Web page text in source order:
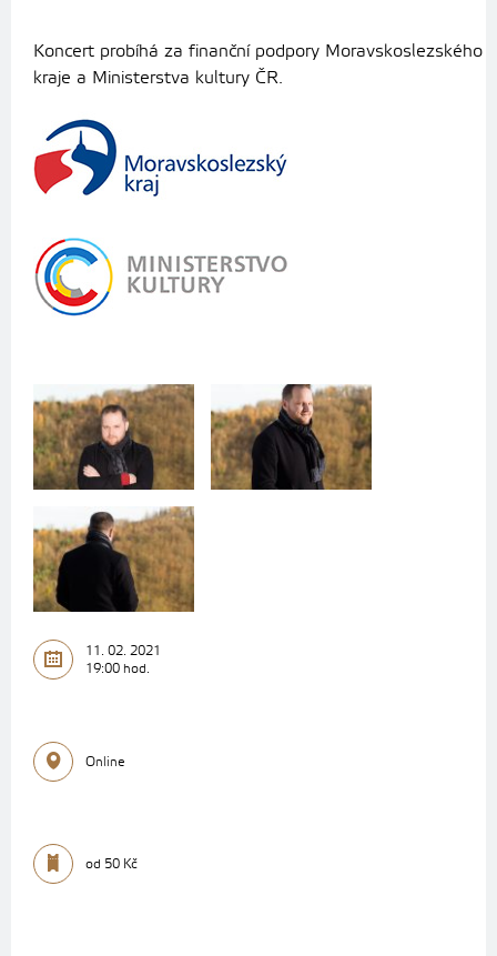
Koncert probíhá za finanční podpory Moravskoslezského
kraje a Ministerstva kultury ČR.
11. 02. 2021
19:00 hod.
Online
od 50 Kč